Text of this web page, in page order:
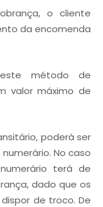
o cliente
da encomenda
método de
valor máximo de
poderá ser
No caso
terá de
dado que os
de troco. De